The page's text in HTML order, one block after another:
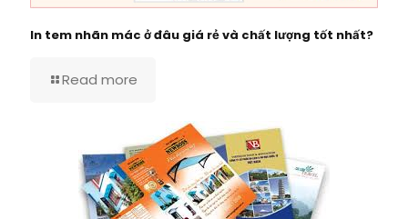
In tem nhãn mác ở đâu giá rẻ và chất lượng tốt nhất?
Read more